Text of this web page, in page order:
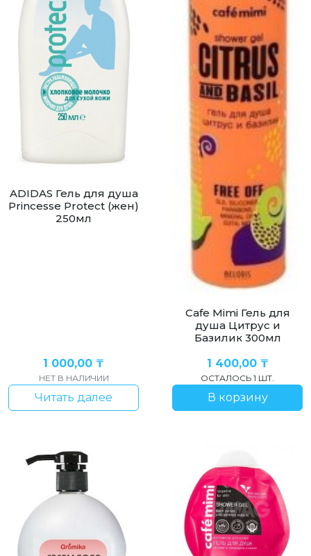
ADIDAS Гель для душа
Princesse Protect (жен)
250мл
1 000,00 ₸
НЕТ В НАЛИЧИИ
Читать далее
Cafe Mimi Гель для
душа Цитрус и
Базилик 300мл
1 400,00 ₸
ОСТАЛОСЬ 1 ШТ.
В корзину